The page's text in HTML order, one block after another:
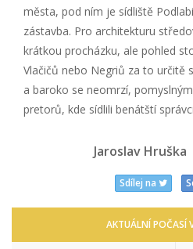
města, pod ním je sídliště
zástavba. Pro architekturu
krátkou procházku, ale pohled
Vlačičů nebo Negriů za to určitě
a baroko se neomrzí,
pretorů, kde sídlili benátští
Jaroslav Hruška
Sdílej na
AKTUÁLNÍ POČASÍ